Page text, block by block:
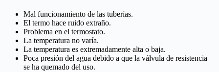
Mal funcionamiento de las tuberías.
El termo hace ruido extraño.
Problema en el termostato.
La temperatura no varía.
La temperatura es extremadamente alta o baja.
Poca presión del agua debido a que la válvula de resistencia
se ha quemado del uso.